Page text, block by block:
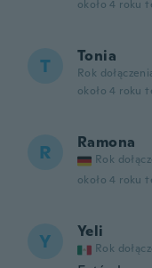
około 4 roku
T Tonia
Rok
około 4 roku
R Ramona
Rok
około 4 roku
Y Yeli
Rok